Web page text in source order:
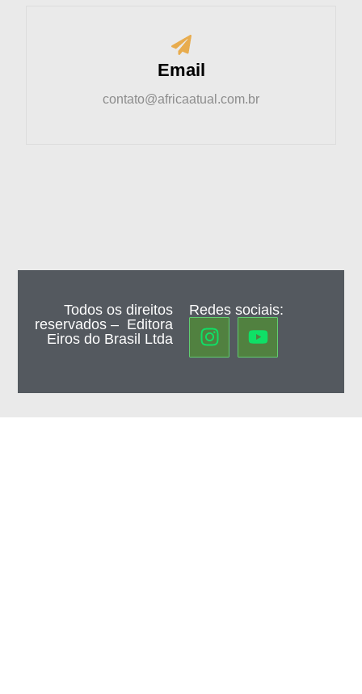
Email
contato@africaatual.com.br
Todos os direitos
reservados – Editora
Eiros do Brasil Ltda
Redes sociais: